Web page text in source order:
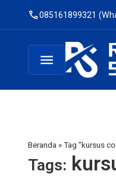
call085161899321
menu
Beranda »Tag "kursus
Tags: